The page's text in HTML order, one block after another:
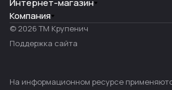
Интернет-магазин
Компания
© 2026 ТМ Крупенич
Поддержка сайта
На информационном ресурсе